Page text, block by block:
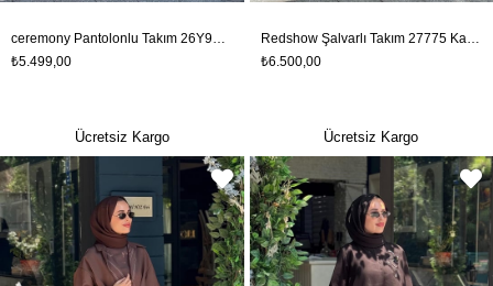
ceremony Pantolonlu Takım 26Y967 Haki
₺5.499,00
Ücretsiz Kargo
Redshow Şalvarlı Takım 27775 Kahve
₺6.500,00
Ücretsiz Kargo